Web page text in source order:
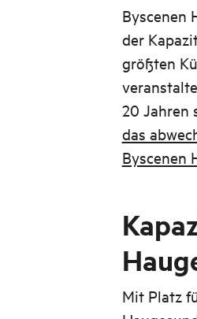
Byscenen
der
größten
20 Jahren
das
Byscenen
Mit Platz